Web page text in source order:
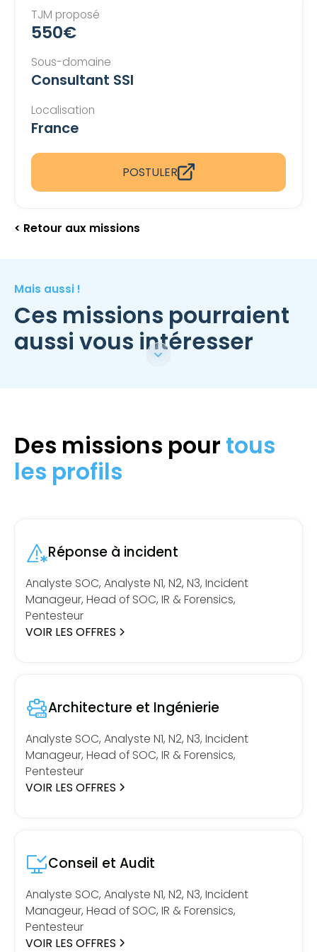
TJM proposé
550€
Sous-domaine
Consultant SSI
Localisation
France
POSTULER
< Retour aux missions
Mais aussi !
Ces missions pourraient
aussi vous intéresser
Des missions pour tous
les profils
Réponse à incident
Analyste SOC, Analyste N1, N2, N3, Incident
Manageur, Head of SOC, IR & Forensics,
Pentesteur
VOIR LES OFFRES
Architecture et Ingénierie
Analyste SOC, Analyste N1, N2, N3, Incident
Manageur, Head of SOC, IR & Forensics,
Pentesteur
VOIR LES OFFRES
Conseil et Audit
Analyste SOC, Analyste N1, N2, N3, Incident
Manageur, Head of SOC, IR & Forensics,
Pentesteur
VOIR LES OFFRES